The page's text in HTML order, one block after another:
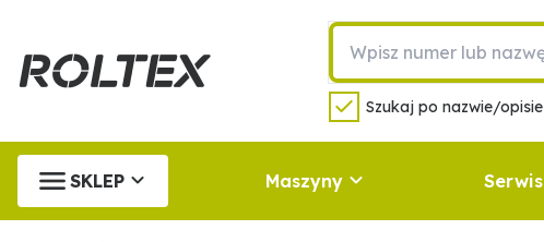
Szukaj po nazwie/opisie
SKLEP Maszyny Serwis